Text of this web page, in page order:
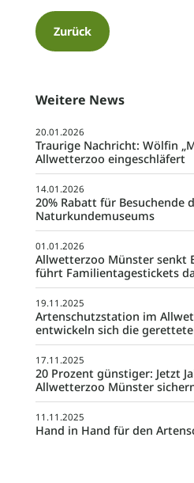
Zurück
Weitere News
20.01.2026
Traurige Nachricht: Wölfin
Allwetterzoo eingeschläfert
14.01.2026
20% Rabatt für Besuchende
Naturkundemuseums
01.01.2026
Allwetterzoo Münster senkt
führt Familientagestickets
19.11.2025
Artenschutzstation im
entwickeln sich die
17.11.2025
20 Prozent günstiger: Jetzt
Allwetterzoo Münster
11.11.2025
Hand in Hand für den